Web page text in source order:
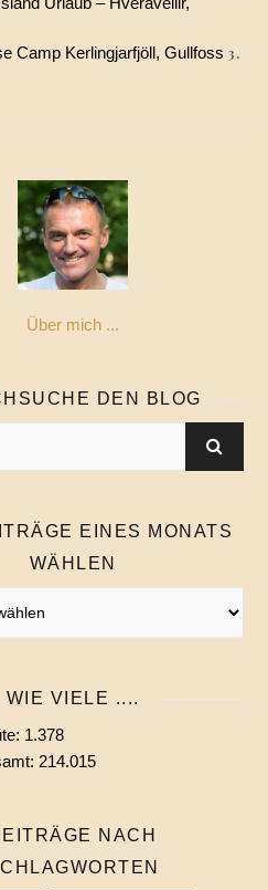
Camp Kerlingjarfjöll, Gullfoss 3.
Über mich ...
DEN BLOG
EINES MONATS
WÄHLEN
WIE VIELE ....
1.378
214.015
NACH